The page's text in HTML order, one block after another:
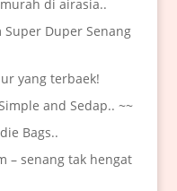
di airasia..
Duper Senang
yang terbaek!
and Sedap.. ~~
Bags..
– senang tak hengat